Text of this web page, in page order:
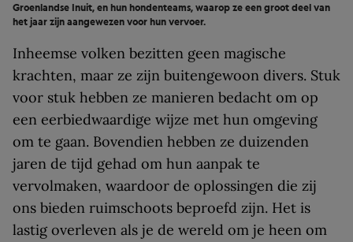
Groenlandse Inuit, en hun hondenteams, waarop ze een groot deel van
het jaar zijn aangewezen voor hun vervoer.
Inheemse volken bezitten geen magische
krachten, maar ze zijn buitengewoon divers. Stuk
voor stuk hebben ze manieren bedacht om op
een eerbiedwaardige wijze met hun omgeving
om te gaan. Bovendien hebben ze duizenden
jaren de tijd gehad om hun aanpak te
vervolmaken, waardoor de oplossingen die zij
ons bieden ruimschoots beproefd zijn. Het is
lastig overleven als je de wereld om je heen om